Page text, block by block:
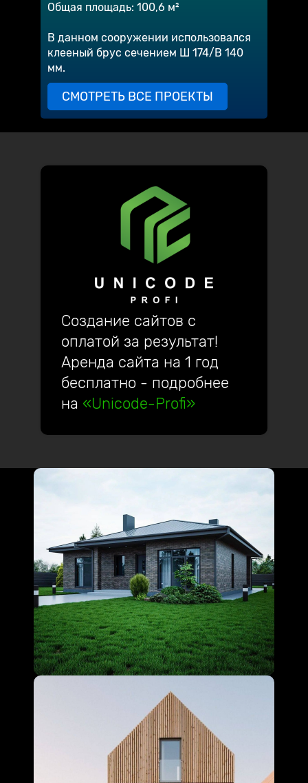
Общая площадь: 100,6 м²
В данном сооружении использовался
клееный брус сечением Ш 174/В 140
мм.
СМОТРЕТЬ ВСЕ ПРОЕКТЫ
Создание сайтов с
оплатой за результат!
Аренда сайта на 1 год
бесплатно - подробнее
на «Unicode-Profi»